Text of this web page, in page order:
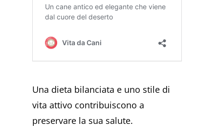
Una dieta bilanciata e uno stile di
vita attivo contribuiscono a
preservare la sua salute.